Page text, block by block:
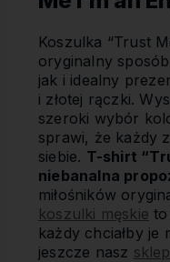
Koszulka “Trust
oryginalny
jak i idealny
i złotej rączki.
szeroki wybór
sprawi, że każdy
siebie. T-shirt
niebanalna
miłośników
koszulki męskie
każdy chciałby je
jeszcze nasz